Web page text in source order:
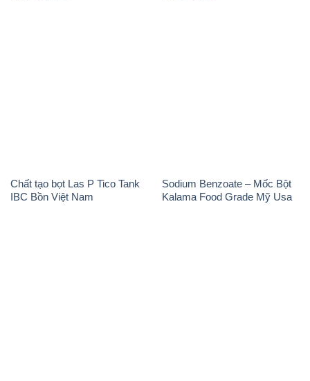
Chất tạo bọt Las P Tico Tank
IBC Bồn Việt Nam
Sodium Benzoate – Mốc Bột
Kalama Food Grade Mỹ Usa